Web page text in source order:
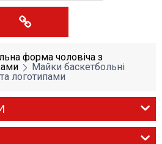
форма чоловіча з
Майки баскетбольні
логотипами